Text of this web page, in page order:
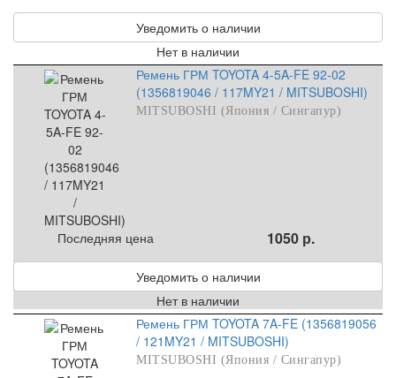
Уведомить о наличии
Нет в наличии
Ремень ГРМ TOYOTA 4-5A-FE 92-02
(1356819046 / 117MY21 / MITSUBOSHI)
MITSUBOSHI (Япония / Сингапур)
Последняя цена 1050 р.
Уведомить о наличии
Нет в наличии
Ремень ГРМ TOYOTA 7A-FE (1356819056
/ 121MY21 / MITSUBOSHI)
MITSUBOSHI (Япония / Сингапур)